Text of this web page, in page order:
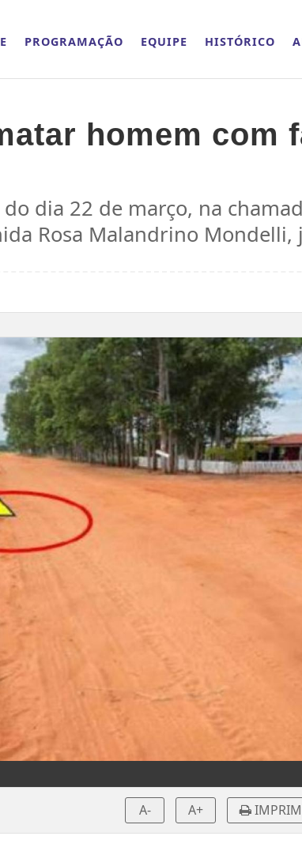
PROGRAMAÇÃO EQUIPE HISTÓRICO
homem com
dia 22 de março, na
Rosa Malandrino Mondelli,
A- A+